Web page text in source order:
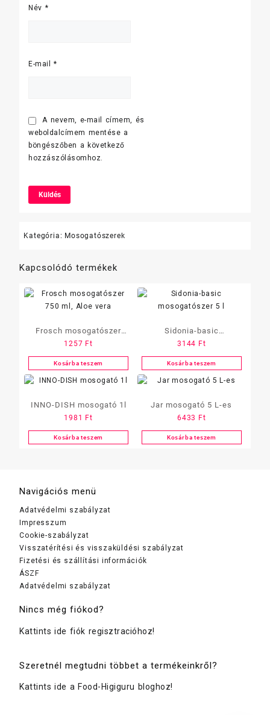
Név *
E-mail*
A nevem, e-mail címem, és
weboldalcímem mentése a
böngészőben a következő
hozzászólásomhoz.
Kategória: Mosogatószerek
Kapcsolódó termékek
Frosch mosogatószer
750 ml, Aloe vera
1257 Ft
Kosárba teszem
Sidonia-basic
mosogatószer 5 l
3144 Ft
Kosárba teszem
INNO-DISH mosogató 1l
1981 Ft
Kosárba teszem
Jar mosogató 5 L-es
6433 Ft
Kosárba teszem
Navigációs menü
Adatvédelmi szabályzat
Impresszum
Cookie-szabályzat
Visszatérítési és visszaküldési szabályzat
Fizetési és szállítási információk
ÁSZF
Adatvédelmi szabályzat
Nincs még fiókod?
Kattints ide fiók regisztracióhoz!
Szeretnél megtudni többet a termékeinkről?
Kattints ide a Food-Higiguru bloghoz!